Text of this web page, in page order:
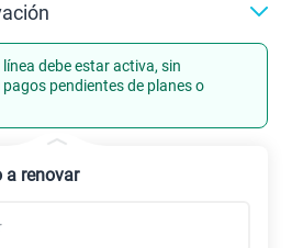
Portabilidad
línea debe estar activa, sin
pendientes de planes o
a renovar